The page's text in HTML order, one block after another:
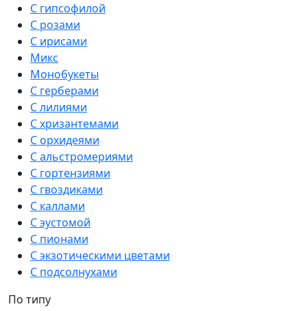
С гипсофилой
С розами
С ирисами
Микс
Монобукеты
С герберами
С лилиями
С хризантемами
С орхидеями
С альстромериями
С гортензиями
С гвоздиками
С каллами
С эустомой
С пионами
С экзотическими цветами
С подсолнухами
По типу